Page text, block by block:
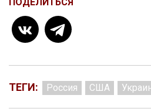
ТЕГИ: Россия США